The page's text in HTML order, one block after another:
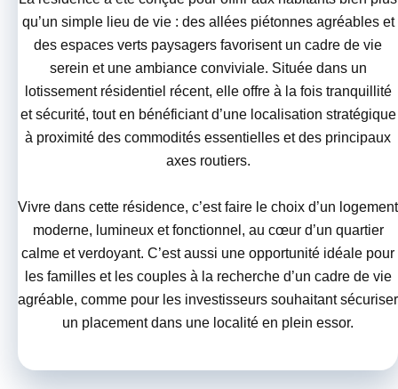
qu’un simple lieu de vie : des allées piétonnes agréables et
des espaces verts paysagers favorisent un cadre de vie
serein et une ambiance conviviale. Située dans un
lotissement résidentiel récent, elle offre à la fois tranquillité
et sécurité, tout en bénéficiant d’une localisation stratégique
à proximité des commodités essentielles et des principaux
axes routiers.
Vivre dans cette résidence, c’est faire le choix d’un logement
moderne, lumineux et fonctionnel, au cœur d’un quartier
calme et verdoyant. C’est aussi une opportunité idéale pour
les familles et les couples à la recherche d’un cadre de vie
agréable, comme pour les investisseurs souhaitant sécuriser
un placement dans une localité en plein essor.